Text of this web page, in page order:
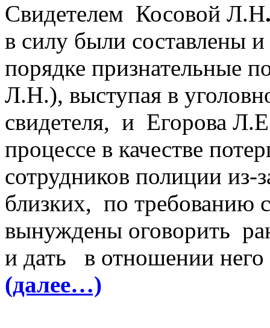
Свидетелем Косовой Л.Н
в силу были составлены
порядке признательные
Л.Н.), выступая в
свидетеля, и Егорова
процессе в качестве
сотрудников полиции из-
близких, по требованию
вынуждены оговорить
и дать в отношении
(далее…)